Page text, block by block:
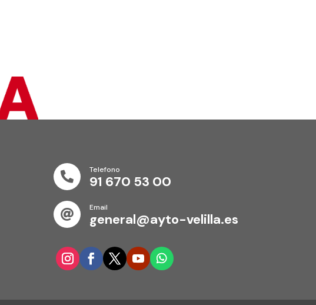

Telefono
91 670 53 00

Email
general@ayto-velilla.es